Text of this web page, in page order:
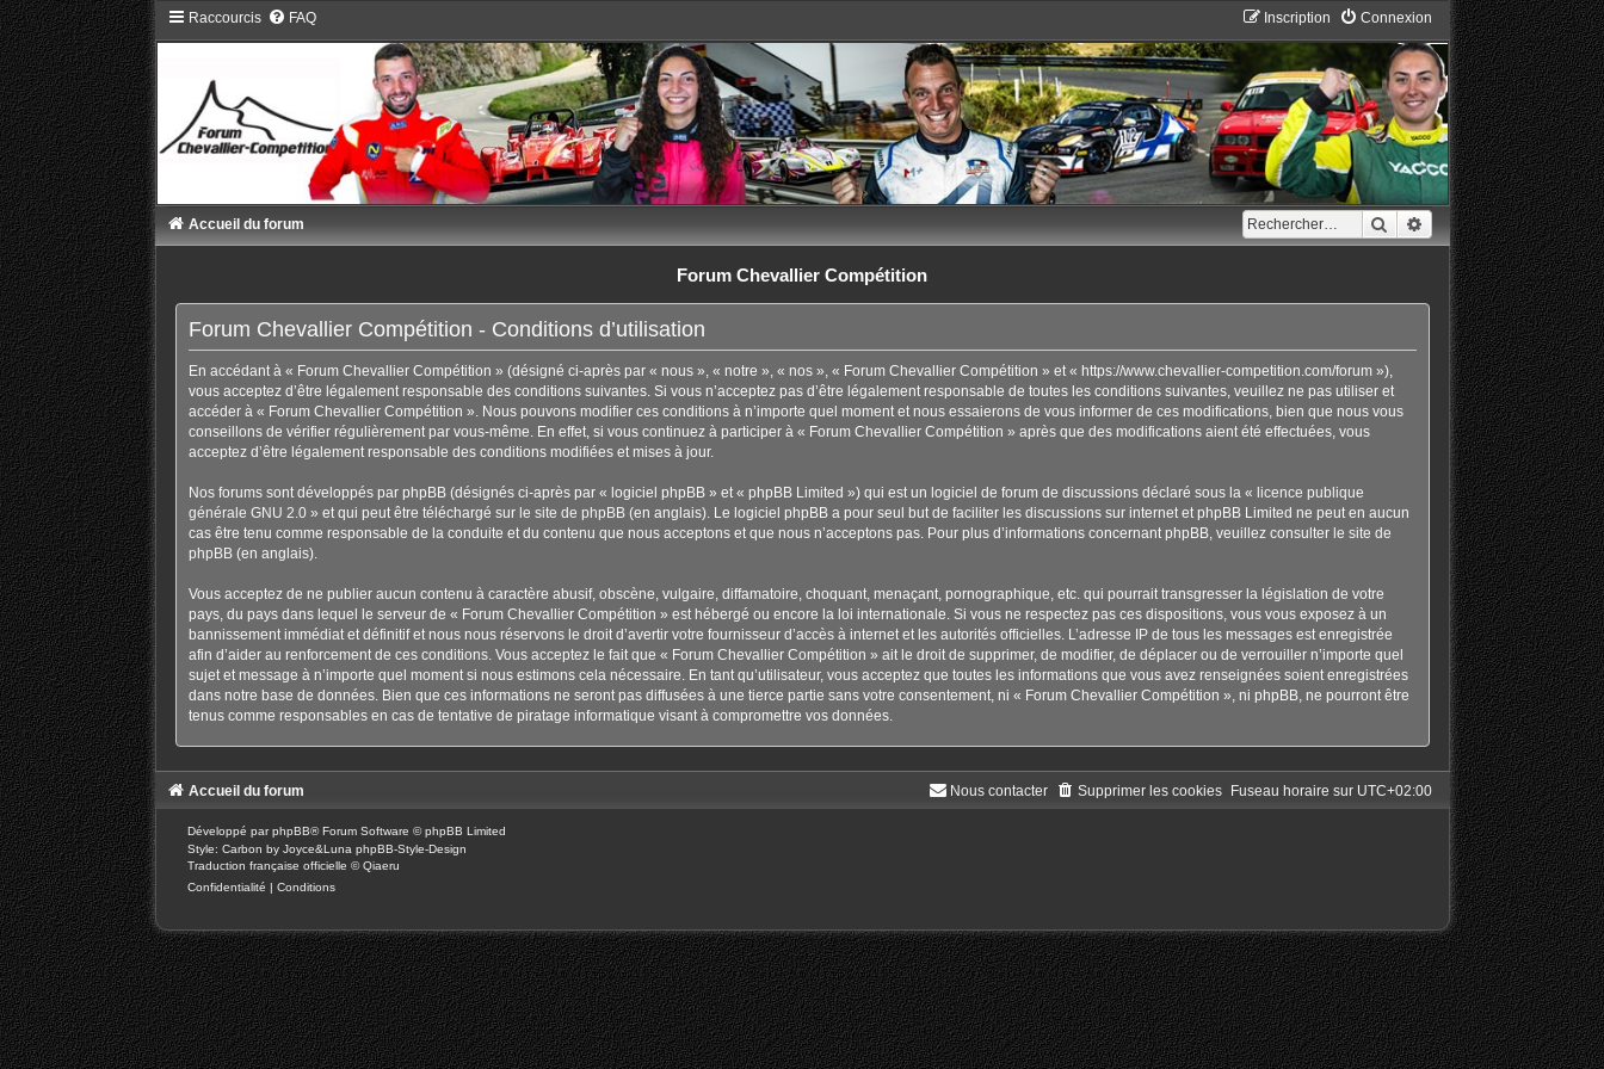
Raccourcis FAQ Connexion
Inscription
RechercherRecherche avancée
Accueil du forum
Forum Chevallier Compétition
Forum Chevallier Compétition - Conditions d’utilisation
En accédant à « Forum Chevallier Compétition » (désigné ci-après par « nous », « notre », « nos », « Forum Chevallier Compétition » et « https://www.chevallier-competition.com/forum »),
vous acceptez d’être légalement responsable des conditions suivantes. Si vous n’acceptez pas d’être légalement responsable de toutes les conditions suivantes, veuillez ne pas utiliser et
accéder à « Forum Chevallier Compétition ». Nous pouvons modifier ces conditions à n’importe quel moment et nous essaierons de vous informer de ces modifications, bien que nous vous
conseillons de vérifier régulièrement par vous-même. En effet, si vous continuez à participer à « Forum Chevallier Compétition » après que des modifications aient été effectuées, vous
acceptez d’être légalement responsable des conditions modifiées et mises à jour.
Nos forums sont développés par phpBB (désignés ci-après par « logiciel phpBB » et « phpBB Limited ») qui est un logiciel de forum de discussions déclaré sous la « licence publique
générale GNU 2.0» et qui peut être téléchargé sur le site de phpBB(en anglais). Le logiciel phpBB a pour seul but de faciliter les discussions sur internet et phpBB Limited ne peut en aucun
cas être tenu comme responsable de la conduite et du contenu que nous acceptons et que nous n’acceptons pas. Pour plus d’informations concernant phpBB, veuillez consulter le site de
phpBB(en anglais).
Vous acceptez de ne publier aucun contenu à caractère abusif, obscène, vulgaire, diffamatoire, choquant, menaçant, pornographique, etc. qui pourrait transgresser la législation de votre
pays, du pays dans lequel le serveur de « Forum Chevallier Compétition » est hébergé ou encore la loi internationale. Si vous ne respectez pas ces dispositions, vous vous exposez à un
bannissement immédiat et définitif et nous nous réservons le droit d’avertir votre fournisseur d’accès à internet et les autorités officielles. L’adresse IP de tous les messages est enregistrée
afin d’aider au renforcement de ces conditions. Vous acceptez le fait que « Forum Chevallier Compétition » ait le droit de supprimer, de modifier, de déplacer ou de verrouiller n’importe quel
sujet et message à n’importe quel moment si nous estimons cela nécessaire. En tant qu’utilisateur, vous acceptez que toutes les informations que vous avez renseignées soient enregistrées
dans notre base de données. Bien que ces informations ne seront pas diffusées à une tierce partie sans votre consentement, ni « Forum Chevallier Compétition », ni phpBB, ne pourront être
tenus comme responsables en cas de tentative de piratage informatique visant à compromettre vos données.
Accueil du forum Fuseau horaire sur UTC+02:00
Supprimer les cookies
Nous contacter
Développé parphpBB® Forum Software © phpBB Limited
Style: Carbon by Joyce&Luna phpBB-Style-Design
Traduction française officielle ©Qiaeru
Confidentialité | Conditions